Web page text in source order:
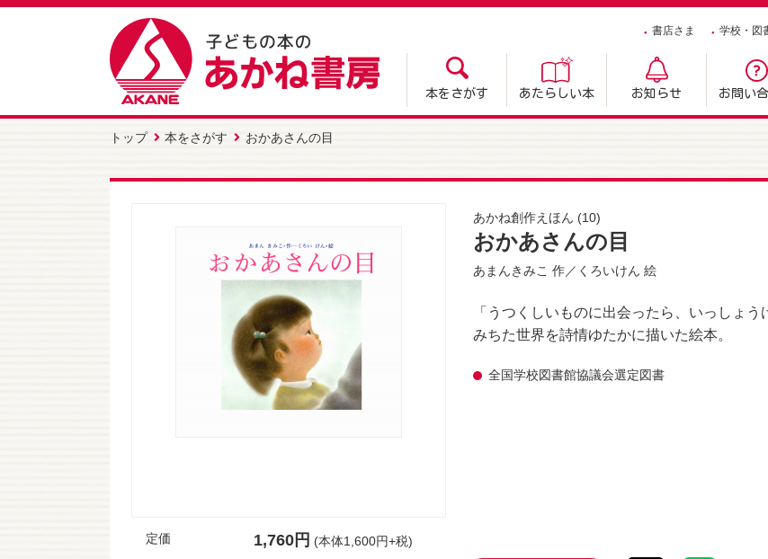
書店さま 学校・図
本をさがす あたらしい本 お知らせ お問い
トップ 本をさがす おかあさんの目
あかね創作えほん (10)
おかあさんの目
あまんきみこ 作／ くろいけん 絵
「うつくしいものに出会ったら、いっしょ
みちた世界を詩情ゆたかに描いた絵本。
全国学校図書館協議会選定図書
定価 1,760円 (本体1,600円+税)